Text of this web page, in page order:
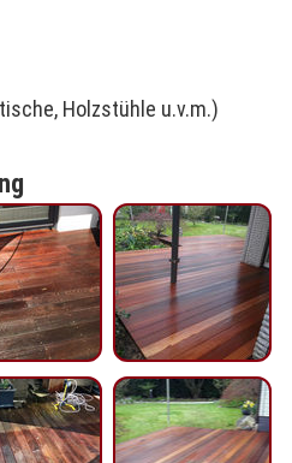
Holzstühle u.v.m.)